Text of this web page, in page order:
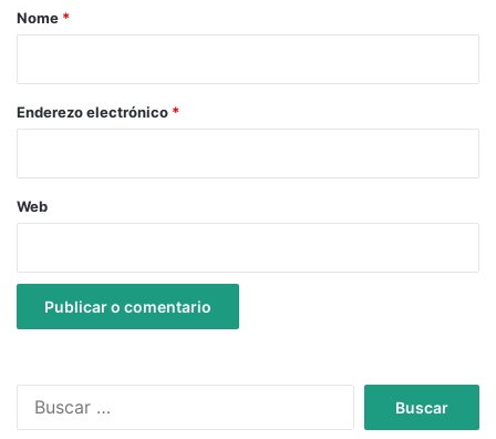
r
*
Nome *
Enderezo electrónico *
Web